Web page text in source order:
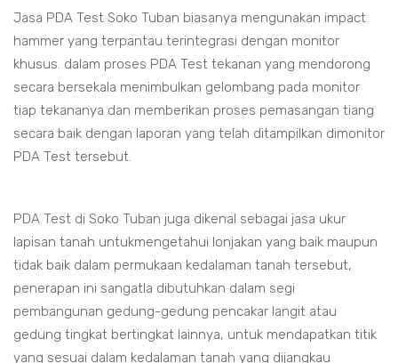
Jasa PDA Test Soko Tuban biasanya mengunakan impact
hammer yang terpantau terintegrasi dengan monitor
khusus. dalam proses PDA Test tekanan yang mendorong
secara bersekala menimbulkan gelombang pada monitor
tiap tekananya dan memberikan proses pemasangan tiang
secara baik dengan laporan yang telah ditampilkan dimonitor
PDA Test tersebut.
PDA Test di Soko Tuban juga dikenal sebagai jasa ukur
lapisan tanah untukmengetahui lonjakan yang baik maupun
tidak baik dalam permukaan kedalaman tanah tersebut,
penerapan ini sangatla dibutuhkan dalam segi
pembangunan gedung-gedung pencakar langit atau
gedung tingkat bertingkat lainnya, untuk mendapatkan titik
yang sesuai dalam kedalaman tanah yang dijangkau